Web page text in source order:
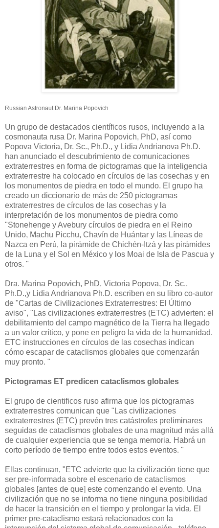
Russian Astronaut Dr. Marina Popovich
Un grupo de destacados científicos rusos, incluyendo a la
cosmonauta rusa Dr. Marina Popovich, PhD, así como
Popova Victoria, Dr. Sc., Ph.D., y Lidia Andrianova Ph.D.
han anunciado el descubrimiento de comunicaciones
extraterrestres en forma de pictogramas que la inteligencia
extraterrestre ha colocado en círculos de las cosechas y en
los monumentos de piedra en todo el mundo. El grupo ha
creado un diccionario de más de 250 pictogramas
extraterrestres de círculos de las cosechas y la
interpretación de los monumentos de piedra como
"Stonehenge y Avebury círculos de piedra en el Reino
Unido, Machu Picchu, Chavín de Huántar y las Líneas de
Nazca en Perú, la pirámide de Chichén-Itzá y las pirámides
de la Luna y el Sol en México y los Moai de Isla de Pascua y
otros. "
Dra. Marina Popovich, PhD, Victoria Popova, Dr. Sc.,
Ph.D.,y Lidia Andrianova Ph.D. escriben en su libro co-autor
de "Cartas de Civilizaciones Extraterrestres: El Último
aviso", "Las civilizaciones extraterrestres (ETC) advierten: el
debilitamiento del campo magnético de la Tierra ha llegado
a un valor crítico, y pone en peligro la vida de la humanidad.
ETC instrucciones en círculos de las cosechas indican
cómo escapar de cataclismos globales que comenzarán
muy pronto. "
Pictogramas ET predicen cataclismos globales
El grupo de cientificos ruso afirma que los pictogramas
extraterrestres comunican que "Las civilizaciones
extraterrestres (ETC) prevén tres catástrofes preliminares
seguidas de cataclismos globales de una magnitud más allá
de cualquier experiencia que se tenga memoria. Habrá un
corto período de tiempo entre todos estos eventos. "
Ellas continuan, "ETC advierte que la civilización tiene que
ser pre-informada sobre el escenario de cataclismos
globales [antes de que] este comenzando el evento. Una
civilización que no se informa no tiene ninguna posibilidad
de hacer la transición en el tiempo y prolongar la vida. El
primer pre-cataclismo estará relacionados con la